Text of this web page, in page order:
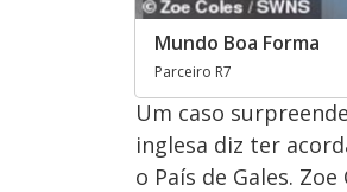
Mundo Boa Forma
Parceiro R7
Um caso
inglesa diz ter
o País de Gales.